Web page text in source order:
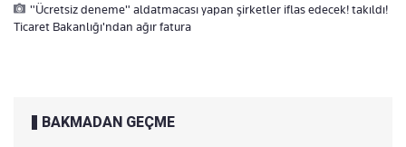
"Ücretsiz deneme" aldatmacası yapan şirketler iflas edecek! takıldı!
Ticaret Bakanlığı'ndan ağır fatura
BAKMADAN GEÇME